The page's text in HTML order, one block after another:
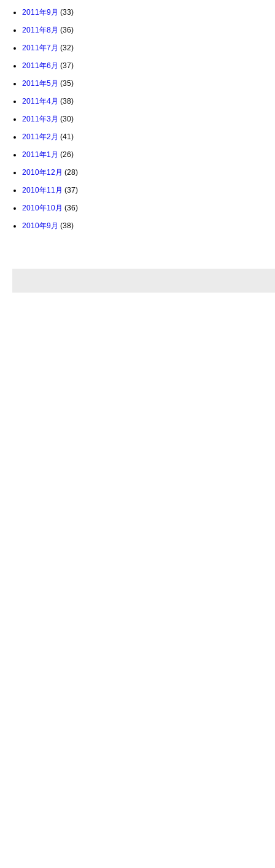
2011年9月 (33)
2011年8月 (36)
2011年7月 (32)
2011年6月 (37)
2011年5月 (35)
2011年4月 (38)
2011年3月 (30)
2011年2月 (41)
2011年1月 (26)
2010年12月 (28)
2010年11月 (37)
2010年10月 (36)
2010年9月 (38)